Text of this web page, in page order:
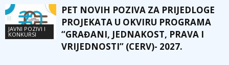
JAVNI POZIVI I
KONKURSI
PET NOVIH POZIVA ZA PRIJEDLOGE
PROJEKATA U OKVIRU PROGRAMA
“GRAĐANI, JEDNAKOST, PRAVA I
VRIJEDNOSTI” (CERV)- 2027.